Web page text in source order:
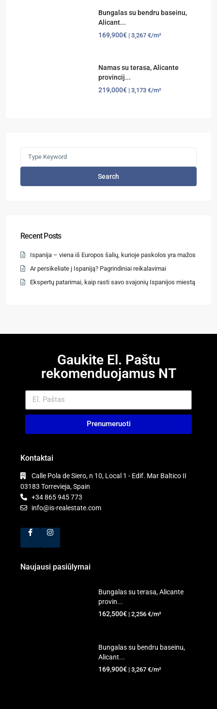
Bungalas su bendru baseinu,
Alicant...
169,900€ | 3,267 €/m²
Namas su terasa, Alicante
provincij...
219,000€ | 3,173 €/m²
Search
Recent Posts
Ispanija – viena iš Europos šalių, kurioje paskolos yra mažos
Ar persikeliate į Ispaniją? Pagrindiniai reikalavimai
Ekspertų patarimai, kaip rasti savo svajonių Ispanijos miestą
Gaukite El. Paštu
rekomenduojamus NT
Prenumeruoti
Kontaktai
Calle Pola de Siero, n 10, Local 1 - Edif. Mar Baltico II
03183 Torrevieja, Spain
+34 865 945 773
info@is-realestate.com
Naujausi pasiūlymai
Bungalas su terasa, Alicante
provin...
162,500€ | 2,256 €/m²
Bungalas su bendru baseinu,
Alicant...
169,900€ | 3,267 €/m²